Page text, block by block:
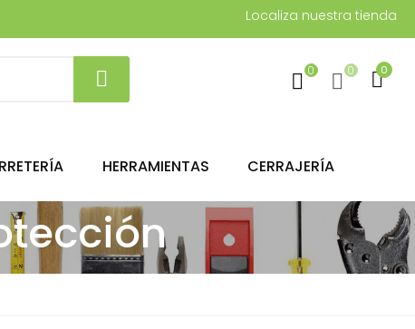
Localiza nuestra tienda
0
0 0
HERRAMIENTAS CERRAJERÍA